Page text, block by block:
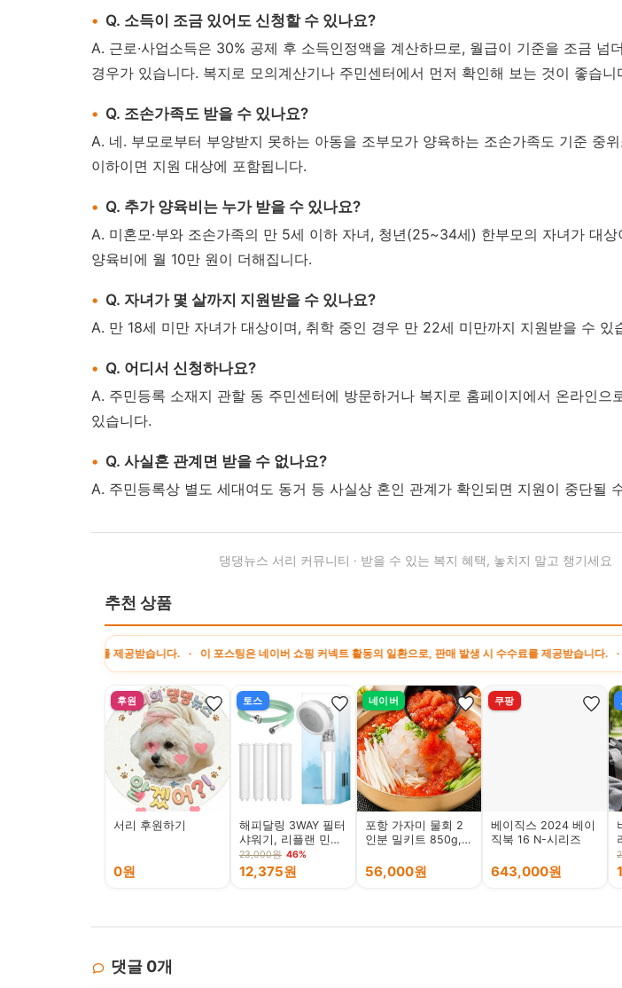
Q. 소득이 조금 있어도 신청할 수 있나요?
A. 근로·사업소득은 30% 공제 후 소득인정액을 계산하므로, 월급이 기준을 조금 넘
경우가 있습니다. 복지로 모의계산기나 주민센터에서 먼저 확인해 보는 것이 좋습니
Q. 조손가족도 받을 수 있나요?
A. 네. 부모로부터 부양받지 못하는 아동을 조부모가 양육하는 조손가족도 기준 중
이하이면 지원 대상에 포함됩니다.
Q. 추가 양육비는 누가 받을 수 있나요?
A. 미혼모·부와 조손가족의 만 5세 이하 자녀, 청년(25~34세) 한부모의 자녀가 대상
양육비에 월 10만 원이 더해집니다.
Q. 자녀가 몇 살까지 지원받을 수 있나요?
A. 만 18세 미만 자녀가 대상이며, 취학 중인 경우 만 22세 미만까지 지원받을 수 있
Q. 어디서 신청하나요?
A. 주민등록 소재지 관할 동 주민센터에 방문하거나 복지로 홈페이지에서 온라인으
있습니다.
Q. 사실혼 관계면 받을 수 없나요?
A. 주민등록상 별도 세대여도 동거 등 사실상 혼인 관계가 확인되면 지원이 중단될
댕댕뉴스 서리 커뮤니티 · 받을 수 있는 복지 혜택, 놓치지 말고 챙기세요
추천 상품
수료를 제공받습니다. · 이 포스팅은 네이버 쇼핑 커넥트 활동의 일환으로, 판매 발생 시 수수료를 제공받습니다. · 이 포스
후원
서리 후원하기
0원
토스
해피달링 3WAY 필터
샤워기, 리플랜 민트,
필터 4P+리필세트, 1
개
23,000원 46%
12,375원
네이버
포항 가자미 물회 2
인분 밀키트 850g, 2
56,000원
쿠팡
베이직스 2024 베이
직북 16 N-시리즈
643,000원
댓글 0개